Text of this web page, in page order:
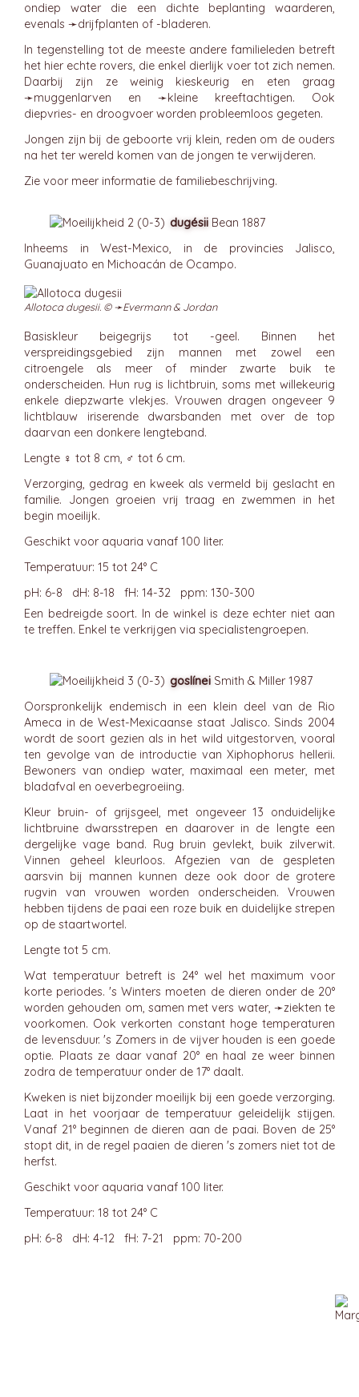
ondiep water die een dichte beplanting waarderen,
evenals ➛drijfplanten of -bladeren.
In tegenstelling tot de meeste andere familieleden betreft
het hier echte rovers, die enkel dierlijk voer tot zich nemen.
Daarbij zijn ze weinig kieskeurig en eten graag
➛muggenlarven en ➛kleine kreeftachtigen. Ook
diepvries- en droogvoer worden probleemloos gegeten.
Jongen zijn bij de geboorte vrij klein, reden om de ouders
na het ter wereld komen van de jongen te verwijderen.
Zie voor meer informatie de familiebeschrijving.
dugésii Bean 1887
Inheems in West-Mexico, in de provincies Jalisco,
Guanajuato en Michoacán de Ocampo.
Allotoca dugesii. © ➛Evermann & Jordan
Basiskleur beigegrijs tot -geel. Binnen het
verspreidingsgebied zijn mannen met zowel een
citroengele als meer of minder zwarte buik te
onderscheiden. Hun rug is lichtbruin, soms met willekeurig
enkele diepzwarte vlekjes. Vrouwen dragen ongeveer 9
lichtblauw iriserende dwarsbanden met over de top
daarvan een donkere lengteband.
Lengte ♀ tot 8 cm, ♂ tot 6 cm.
Verzorging, gedrag en kweek als vermeld bij geslacht en
familie. Jongen groeien vrij traag en zwemmen in het
begin moeilijk.
Geschikt voor aquaria vanaf 100 liter.
Temperatuur: 15 tot 24° C
pH: 6-8 dH: 8-18 fH: 14-32 ppm: 130-300
Een bedreigde soort. In de winkel is deze echter niet aan
te treffen. Enkel te verkrijgen via specialistengroepen.
goslínei Smith & Miller 1987
Oorspronkelijk endemisch in een klein deel van de Rio
Ameca in de West-Mexicaanse staat Jalisco. Sinds 2004
wordt de soort gezien als in het wild uitgestorven, vooral
ten gevolge van de introductie van Xiphophorus hellerii.
Bewoners van ondiep water, maximaal een meter, met
bladafval en oeverbegroeiing.
Kleur bruin- of grijsgeel, met ongeveer 13 onduidelijke
lichtbruine dwarsstrepen en daarover in de lengte een
dergelijke vage band. Rug bruin gevlekt, buik zilverwit.
Vinnen geheel kleurloos. Afgezien van de gespleten
aarsvin bij mannen kunnen deze ook door de grotere
rugvin van vrouwen worden onderscheiden. Vrouwen
hebben tijdens de paai een roze buik en duidelijke strepen
op de staartwortel.
Lengte tot 5 cm.
Wat temperatuur betreft is 24° wel het maximum voor
korte periodes. 's Winters moeten de dieren onder de 20°
worden gehouden om, samen met vers water, ➛ziekten te
voorkomen. Ook verkorten constant hoge temperaturen
de levensduur. 's Zomers in de vijver houden is een goede
optie. Plaats ze daar vanaf 20° en haal ze weer binnen
zodra de temperatuur onder de 17° daalt.
Kweken is niet bijzonder moeilijk bij een goede verzorging.
Laat in het voorjaar de temperatuur geleidelijk stijgen.
Vanaf 21° beginnen de dieren aan de paai. Boven de 25°
stopt dit, in de regel paaien de dieren 's zomers niet tot de
herfst.
Geschikt voor aquaria vanaf 100 liter.
Temperatuur: 18 tot 24° C
pH: 6-8 dH: 4-12 fH: 7-21 ppm: 70-200